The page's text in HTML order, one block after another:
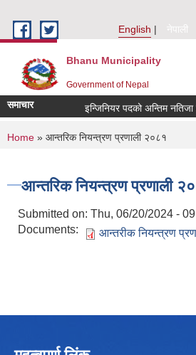
English
नेपाली
Bhanu Municipality
Government of Nepal
समाचार इन्जिनियर पदको अन्तिम नतिजा
You are here
Home » आन्तरिक नियन्त्रण प्रणाली २०८१
आन्तरिक नियन्त्रण प्रणाली
Submitted on: Thu, 06/20/2024 -
Documents:
आन्तरीक नियन्त्रण